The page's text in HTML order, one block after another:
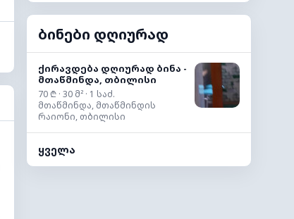
ბინები დღიურად
ქირავდება დღიურად ბინა -
მთაწმინდა, თბილისი
70 ₾ · 30 მ² · 1 საძ.
მთაწმინდა, მთაწმინდის
რაიონი, თბილისი
ყველა